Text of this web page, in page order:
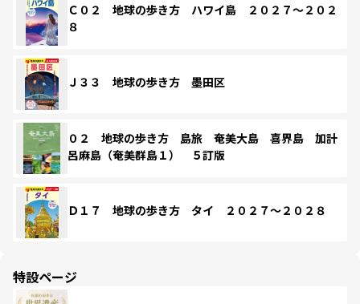
Ｃ０２ 地球の歩き方 ハワイ島 ２０２７～２０２
８
Ｊ３３ 地球の歩き方 墨田区
０２ 地球の歩き方 島旅 奄美大島 喜界島 加計
呂麻島（奄美群島１） ５訂版
Ｄ１７ 地球の歩き方 タイ ２０２７～２０２８
特設ページ